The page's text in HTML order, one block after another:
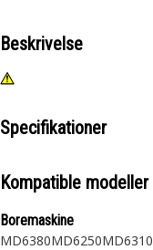
Beskrivelse
Specifikationer
Kompatible modeller
Boremaskine
MD6380MD6250MD6310